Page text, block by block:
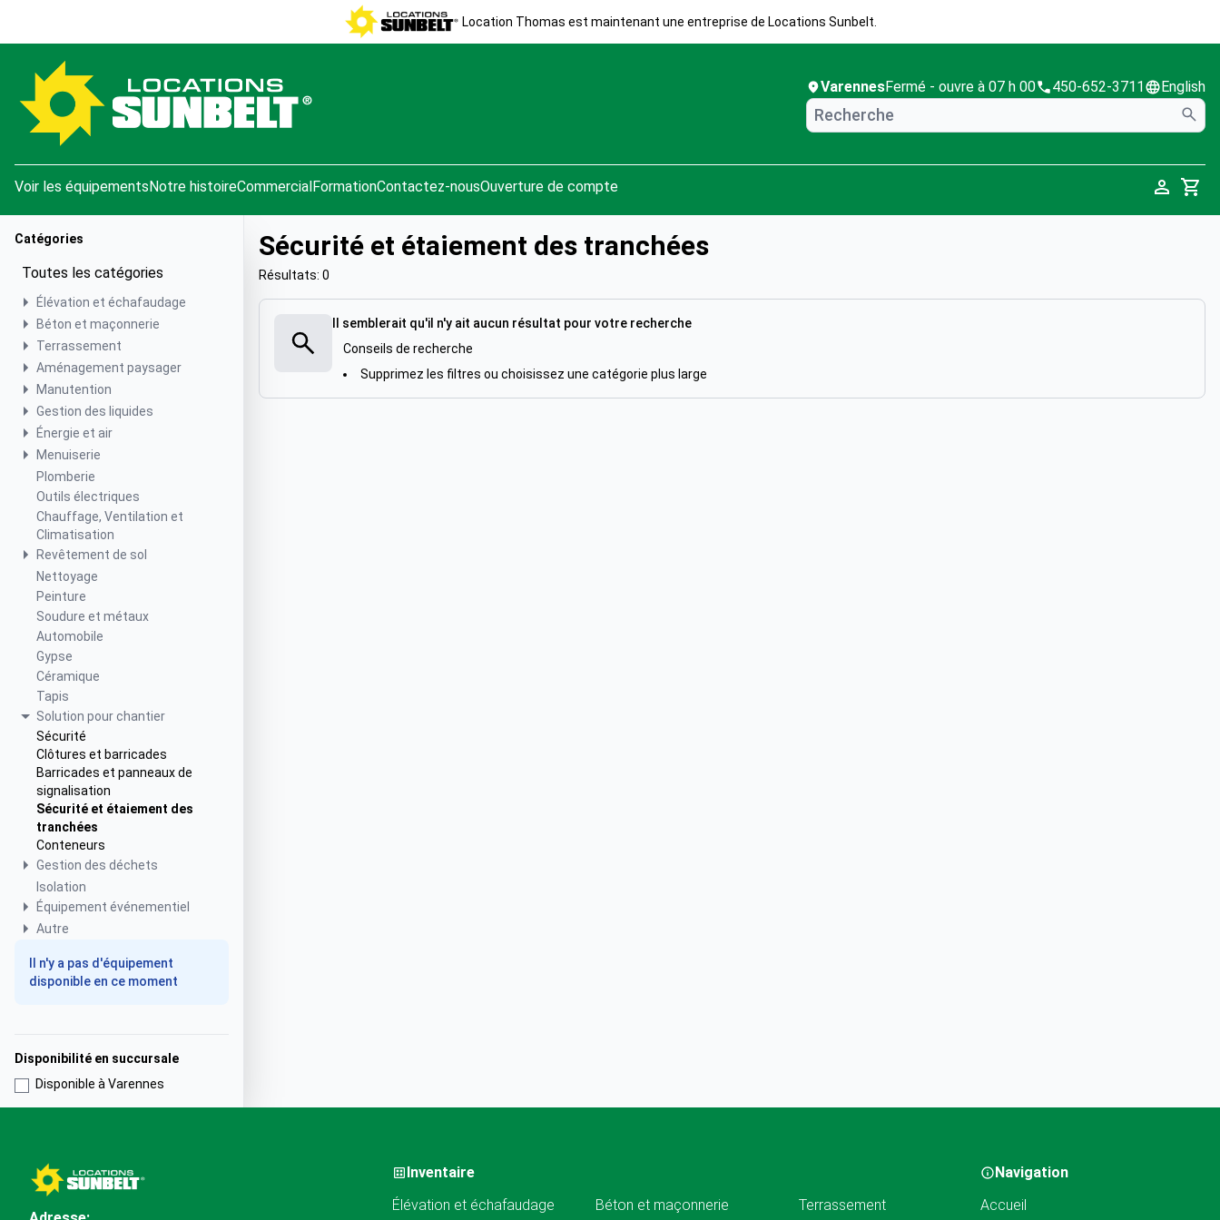
Location Thomas est maintenant une entreprise de Locations Sunbelt.
VarennesFermé - ouvre à 07 h 00 450-652-3711 English
Voir les équipements Notre histoireCommercial FormationContactez-nousOuverture de compte
Cart
Catégories
Toutes les catégories
Élévation et échafaudage
Béton et maçonnerie
Terrassement
Aménagement paysager
Manutention
Gestion des liquides
Énergie et air
Menuiserie
Plomberie
Outils électriques
Chauffage, Ventilation et
Climatisation
Revêtement de sol
Nettoyage
Peinture
Soudure et métaux
Automobile
Gypse
Céramique
Tapis
Solution pour chantier
Sécurité
Clôtures et barricades
Barricades et panneaux de
signalisation
Sécurité et étaiement des
tranchées
Conteneurs
Gestion des déchets
Isolation
Équipement événementiel
Autre
Il n'y a pas d'équipement
disponible en ce moment
Disponibilité en succursale
Disponible à Varennes
Sécurité et étaiement des tranchées
Résultats: 0
Il semblerait qu'il n'y ait aucun résultat pour votre recherche
Conseils de recherche
Supprimez les filtres ou choisissez une catégorie plus large
Inventaire
Élévation et échafaudage
Béton et maçonnerie Terrassement
Navigation
Accueil